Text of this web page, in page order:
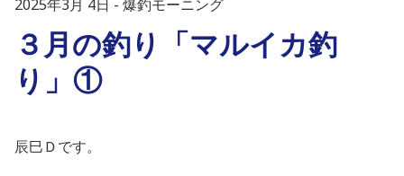
2025年3月 4日 爆釣モーニング
３月の釣り「マルイカ釣
り」①
辰巳Ｄです。